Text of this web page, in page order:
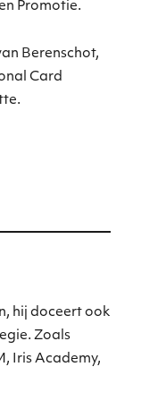
Promotie.
Berenschot,
Card
hij doceert ook
Zoals
Iris Academy,